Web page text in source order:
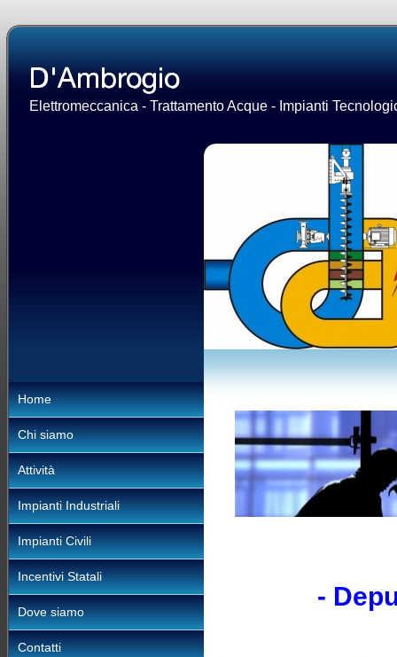
Elettromeccanica - Trattamento Acque - Impianti
-
Home
Chi siamo
Attività
Impianti Industriali
Impianti Civili
Incentivi Statali
Dove siamo
Contatti